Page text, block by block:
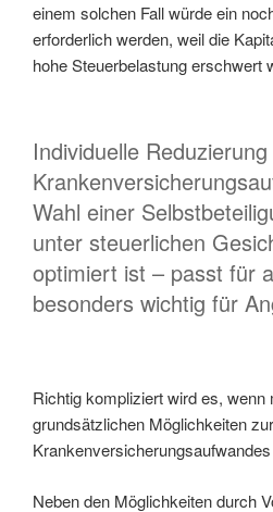
einem solchen Fall würde ein
erforderlich werden, weil die
hohe Steuerbelastung erschwert
Individuelle
Wahl einer
unter steuerlichen
optimiert ist – passt für
besonders wichtig für
Richtig kompliziert wird es, wenn
grundsätzlichen Möglichkeiten
Neben den Möglichkeiten durch